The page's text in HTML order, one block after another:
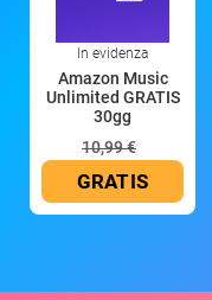
In evidenza
Amazon Music
Unlimited GRATIS
30gg
10,99 €
GRATIS